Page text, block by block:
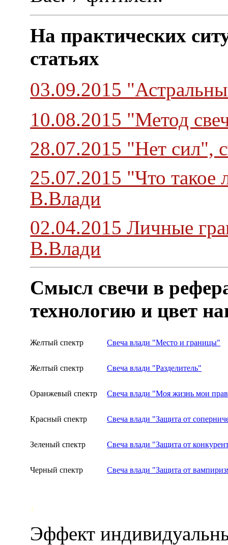
На практических
статьях
03.09.2015
10.08.2015 "Метод
28.07.2015 "Нет сил",
25.07.2015 "Что такое
В.Влади
02.04.2015 Личные
В.Влади
Смысл свечи в
технологию и цвет
Желтый спектр Свеча влади "Место и границы"
Желтый спектр Свеча влади "Разделитель"
Оранжевый спектр Свеча влади "Моя жизнь мои
Красный спектр Свеча влади "Защита от
Зеленый спектр Свеча влади "Защита от
Черный спектр Свеча влади "Защита от
,
Эффект